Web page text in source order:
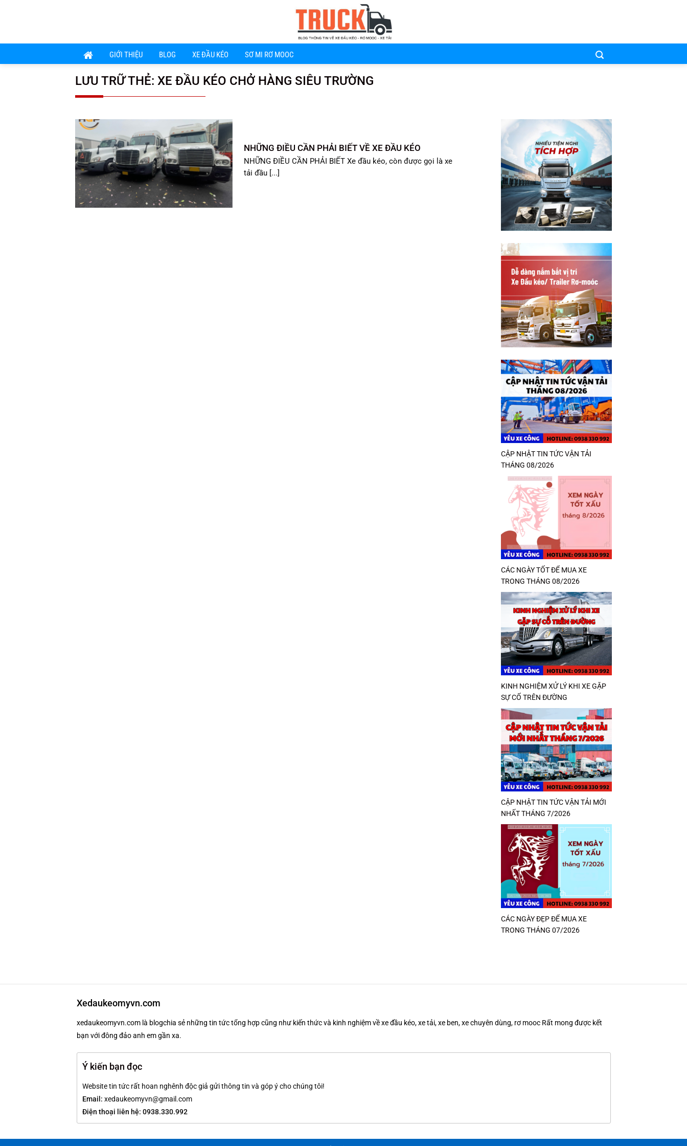
dung
GIỚI THIỆU BLOG XE ĐẦU KÉO SƠ MI RƠ MOOC
LƯU TRỮ THẺ: XE ĐẦU KÉO CHỞ HÀNG SIÊU TRƯỜNG
NHỮNG ĐIỀU CẦN PHẢI BIẾT VỀ XE ĐẦU KÉO
NHỮNG ĐIỀU CẦN PHẢI BIẾT Xe đầu kéo, còn được gọi là xe
tải đầu [...]
CẬP NHẬT TIN TỨC VẬN TẢI
THÁNG 08/2026
CÁC NGÀY TỐT ĐỂ MUA XE
TRONG THÁNG 08/2026
KINH NGHIỆM XỬ LÝ KHI XE GẶP
SỰ CỐ TRÊN ĐƯỜNG
CẬP NHẬT TIN TỨC VẬN TẢI MỚI
NHẤT THÁNG 7/2026
CÁC NGÀY ĐẸP ĐỂ MUA XE
TRONG THÁNG 07/2026
Xedaukeomyvn.com
xedaukeomyvn.com là blogchia sẻ những tin tức tổng hợp cũng như kiến thức và kinh nghiệm về xe đầu kéo, xe tải, xe ben, xe chuyên dùng, rơ mooc Rất mong được kết
bạn với đông đảo anh em gần xa.
Ý kiến bạn đọc
Website tin tức rất hoan nghênh độc giả gửi thông tin và góp ý cho chúng tôi!
Email: xedaukeomyvn@gmail.com
Điện thoại liên hệ: 0938.330.992